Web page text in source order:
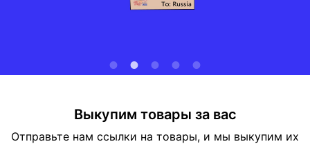
Выкупим товары за вас
Отправьте нам ссылки на товары, и мы выкупим их